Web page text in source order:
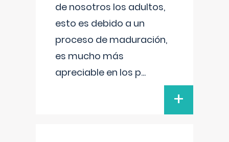
de nosotros los adultos,
esto es debido a un
proceso de maduración,
es mucho más
apreciable en los p...
+